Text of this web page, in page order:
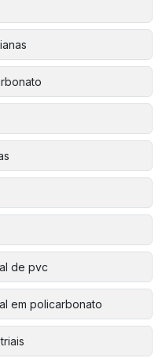
de pvc
em policarbonato